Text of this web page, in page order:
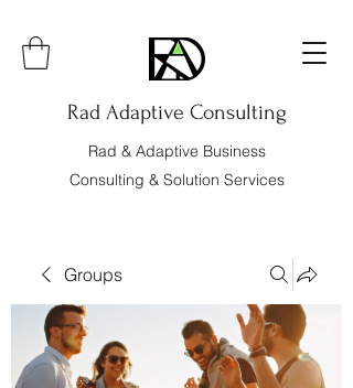
Rad Adaptive Consulting
Rad & Adaptive Business
Consulting & Solution Services
Groups